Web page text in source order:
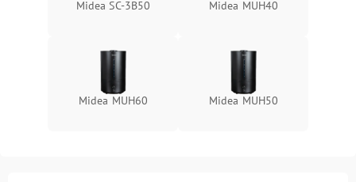
Midea SC-3B50 Midea MUH40
Midea MUH60 Midea MUH50